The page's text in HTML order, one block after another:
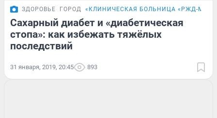
ЗДОРОВЬЕ ГОРОД «КЛИНИЧЕСКАЯ БОЛЬНИЦА «РЖД-
Сахарный диабет и «диабетическая
стопа»: как избежать тяжёлых
последствий
31 января, 2019, 20:45 893